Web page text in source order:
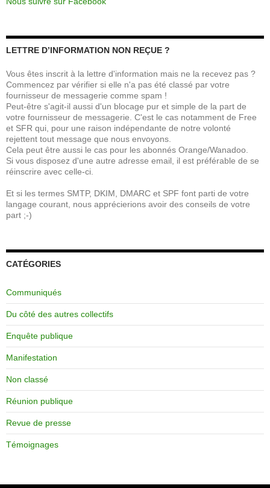
LETTRE D’INFORMATION NON REÇUE ?
Vous êtes inscrit à la lettre d'information mais ne la recevez pas ?
Commencez par vérifier si elle n'a pas été classé par votre
fournisseur de messagerie comme spam !
Peut-être s'agit-il aussi d'un blocage pur et simple de la part de
votre fournisseur de messagerie. C'est le cas notamment de Free
et SFR qui, pour une raison indépendante de notre volonté
rejettent tout message que nous envoyons.
Cela peut être aussi le cas pour les abonnés Orange/Wanadoo.
Si vous disposez d'une autre adresse email, il est préférable de se
réinscrire avec celle-ci.
Et si les termes SMTP, DKIM, DMARC et SPF font parti de votre
langage courant, nous apprécierions avoir des conseils de votre
part ;-)
CATÉGORIES
Communiqués
Du côté des autres collectifs
Enquête publique
Manifestation
Non classé
Réunion publique
Revue de presse
Témoignages